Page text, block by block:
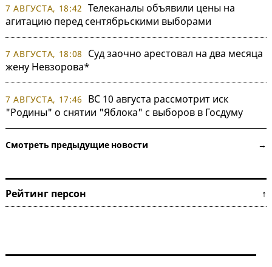
7 АВГУСТА, 18:42 Телеканалы объявили цены на
агитацию перед сентябрьскими выборами
7 АВГУСТА, 18:08
Суд заочно арестовал на два месяца
жену Невзорова*
7 АВГУСТА, 17:46
ВС 10 августа рассмотрит иск
"Родины" о снятии "Яблока" с выборов в Госдуму
Смотреть предыдущие новости →
Рейтинг персон ↑